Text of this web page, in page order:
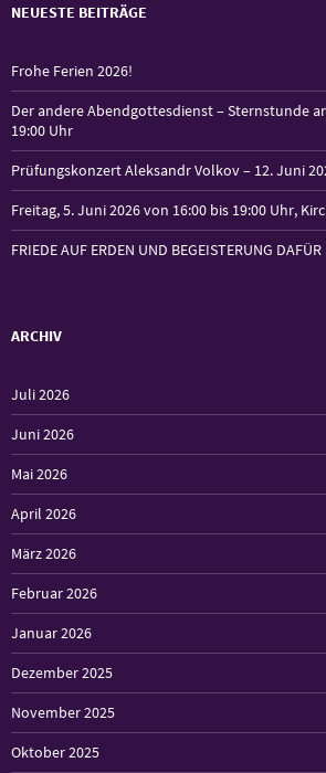
NEUESTE BEITRÄGE
Frohe Ferien 2026!
Der andere Abendgottesdienst – Sternstunde
19:00 Uhr
Prüfungskonzert Aleksandr Volkov – 12. Juni
Freitag, 5. Juni 2026 von 16:00 bis 19:00 Uhr,
FRIEDE AUF ERDEN UND BEGEISTERUNG DAFÜR
ARCHIV
Juli 2026
Juni 2026
Mai 2026
April 2026
März 2026
Februar 2026
Januar 2026
Dezember 2025
November 2025
Oktober 2025